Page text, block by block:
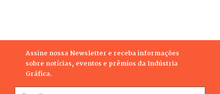
Assine nossa Newsletter e receba informações
sobre notícias, eventos e prêmios da Indústria
Gráfica.